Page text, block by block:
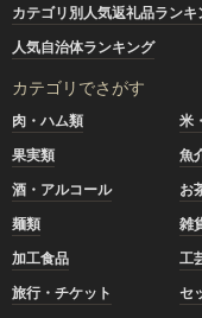
カテゴリ別人気返礼品ランキ
人気自治体ランキング
カテゴリでさがす
肉・ハム類 米
果実類
魚
酒・アルコール
お
麺類
雑
加工食品
工
旅行・チケット
セ